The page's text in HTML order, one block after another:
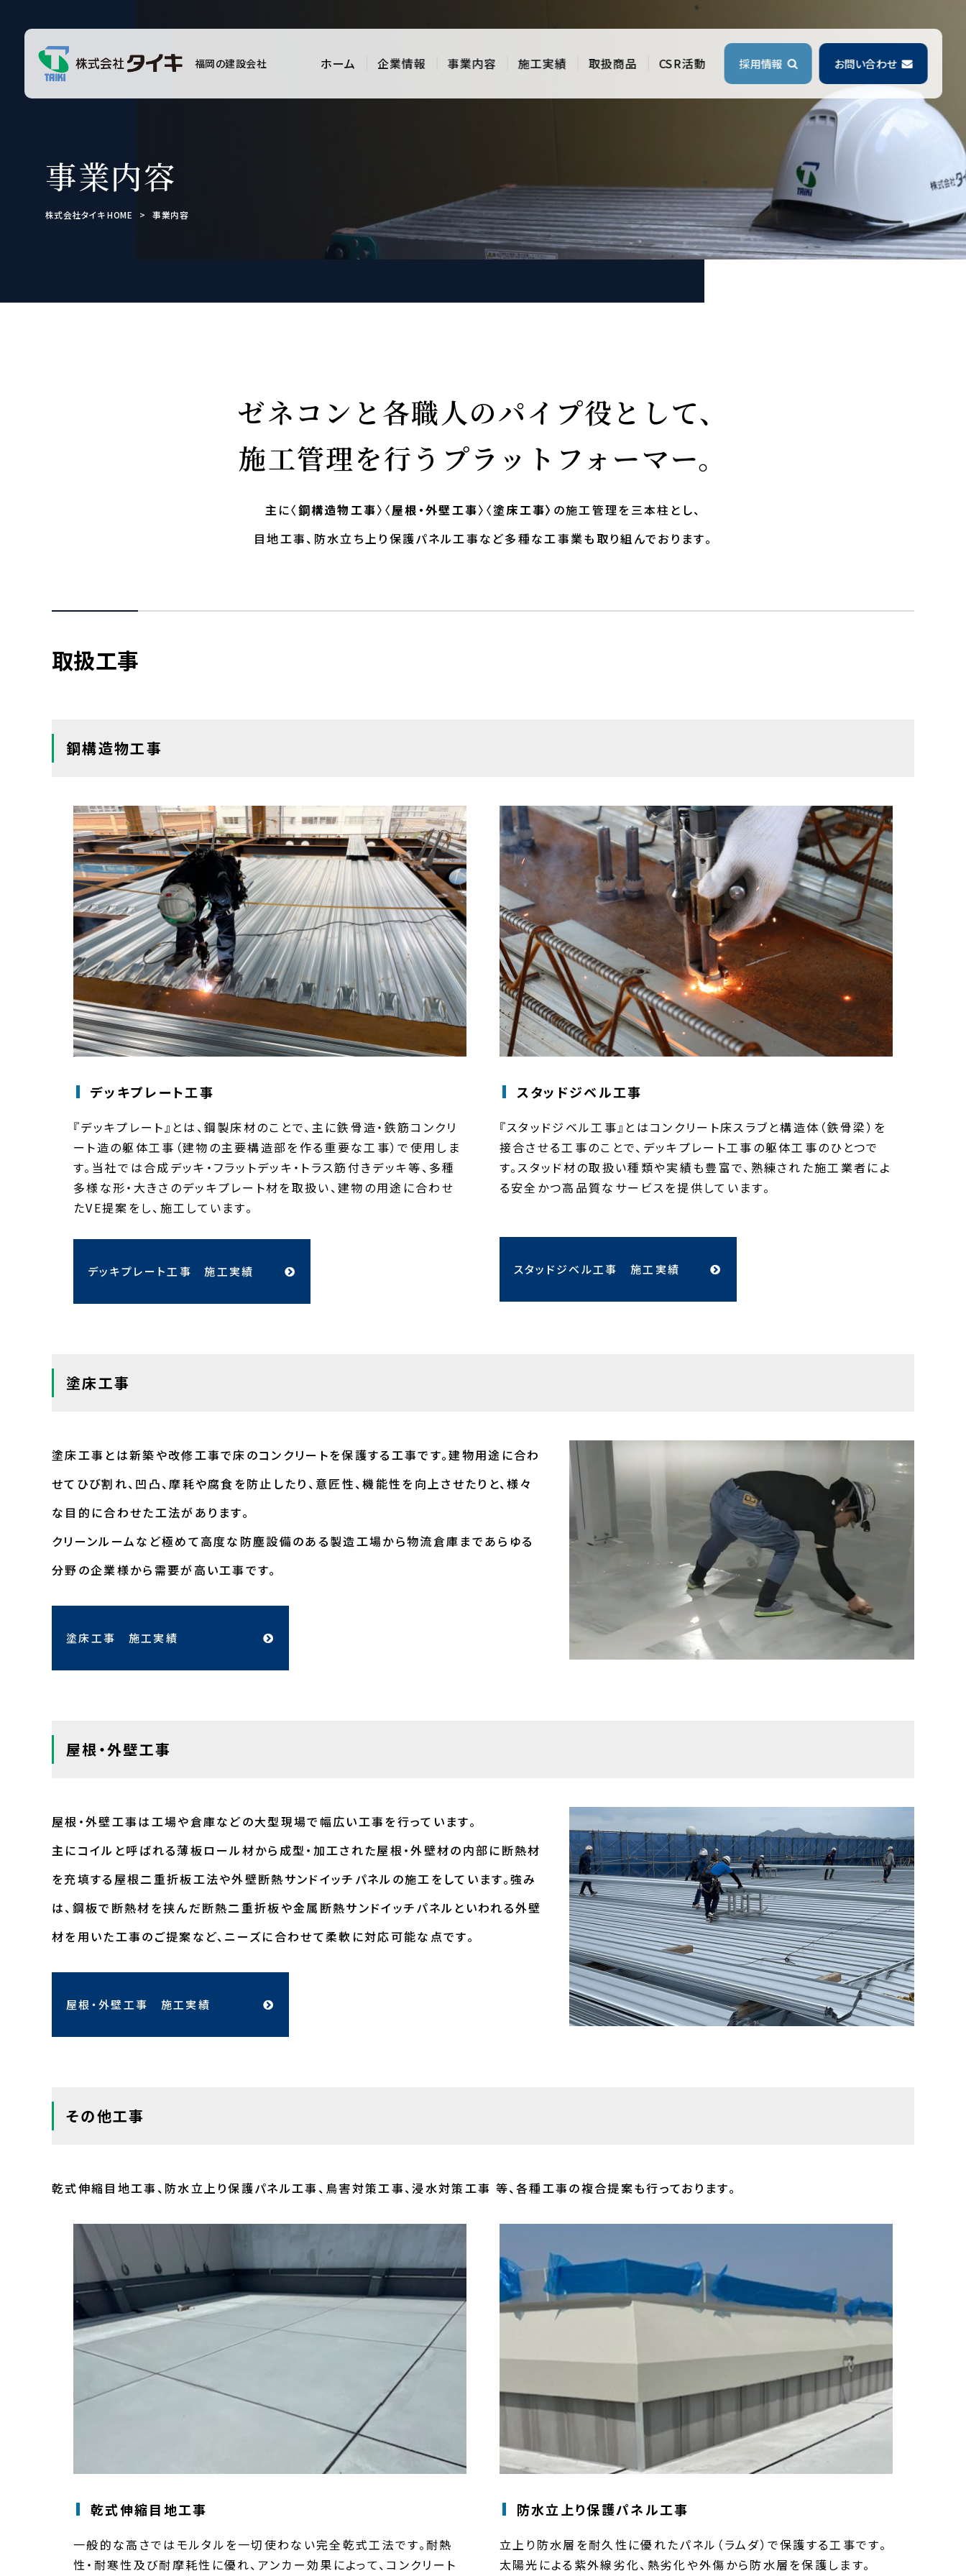
福岡の建設会社 ホーム 企業情報 事業内容 施工実績 取扱商品 CSR活動 採用情報 お問い合わせ
事業内容
株式会社タイキ HOME > 事業内容
ゼネコンと各職人のパイプ役として、
施工管理を行うプラットフォーマー。
主に〈鋼構造物工事〉〈屋根・外壁工事〉〈塗床工事〉 の施工管理を三本柱とし、
目地工事、防水立ち上り保護パネル工事など多種な工事業も取り組んでおります。
取扱工事
鋼構造物工事
デッキプレート工事
『デッキプレート』とは、鋼製床材のことで、主に鉄骨造・鉄筋コンクリ
ート造の躯体工事（建物の主要構造部を作る重要な工事）で使用しま
す。当社では合成デッキ・フラットデッキ・トラス筋付きデッキ等、多種
多様な形・大きさのデッキプレート材を取扱い、建物の用途に合わせ
たVE提案をし、施工しています。
デッキプレート工事 施工実績
スタッドジベル工事
『スタッドジベル工事』とはコンクリート床スラブと構造体（鉄骨梁）を
接合させる工事のことで、デッキプレート工事の躯体工事のひとつで
す。スタッド材の取扱い種類や実績も豊富で、熟練された施工業者によ
る安全かつ高品質なサービスを提供しています。
スタッドジベル工事 施工実績
塗床工事
塗床工事とは新築や改修工事で床のコンクリートを保護する工事です。建物用途に合わ
せてひび割れ、凹凸、摩耗や腐食を防止したり、意匠性、機能性を向上させたりと、様々
な目的に合わせた工法があります。
クリーンルームなど極めて高度な防塵設備のある製造工場から物流倉庫まであらゆる
分野の企業様から需要が高い工事です。
塗床工事 施工実績
屋根・外壁工事
屋根・外壁工事は工場や倉庫などの大型現場で幅広い工事を行っています。
主にコイルと呼ばれる薄板ロール材から成型・加工された屋根・外壁材の内部に断熱材
を充填する屋根二重折板工法や外壁断熱サンドイッチパネルの施工をしています。強み
は、鋼板で断熱材を挟んだ断熱二重折板や金属断熱サンドイッチパネルといわれる外壁
材を用いた工事のご提案など、ニーズに合わせて柔軟に対応可能な点です。
屋根・外壁工事 施工実績
その他工事
乾式伸縮目地工事、防水立上り保護パネル工事、鳥害対策工事、浸水対策工事 等、各種工事の複合提案も行っております。
乾式伸縮目地工事
一般的な高さではモルタルを一切使わない完全乾式工法です。耐熱
性・耐寒性及び耐摩耗性に優れ、アンカー効果によって、コンクリート
防水立上り保護パネル工事
立上り防水層を耐久性に優れたパネル（ラムダ）で保護する工事です。
太陽光による紫外線劣化、熱劣化や外傷から防水層を保護します。